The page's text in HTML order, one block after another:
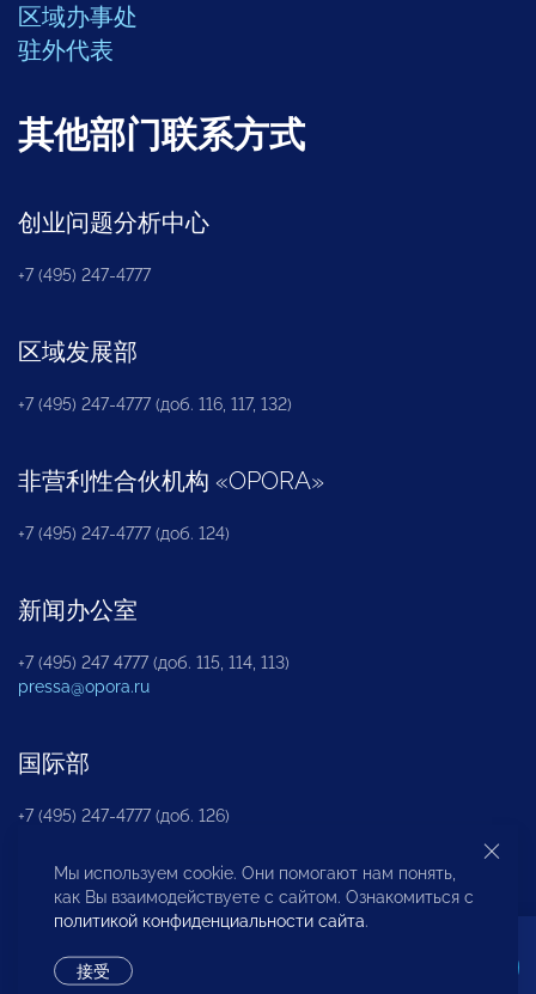
区域办事处
驻外代表
其他部门联系方式
创业问题分析中心
+7 (495) 247-4777
区域发展部
+7 (495) 247-4777 (доб. 116, 117, 132)
非营利性合伙机构 «OPORA»
+7 (495) 247-4777 (доб. 124)
新闻办公室
+7 (495) 247 4777 (доб. 115, 114, 113)
pressa@opora.ru
国际部
+7 (495) 247-4777 (доб. 126)
商投权益保护部
Мы используем cookie. Они помогают нам понять,
как Вы взаимодействуете с сайтом. Ознакомиться с
политикой конфиденциальности сайта.
接受